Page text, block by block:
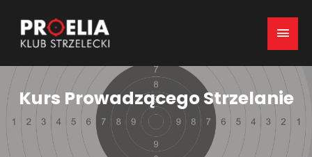
Main
Kurs Prowadzącego Strzelanie